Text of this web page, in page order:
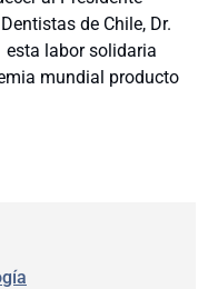
de Chile, Dr.
esta labor solidaria
mundial producto